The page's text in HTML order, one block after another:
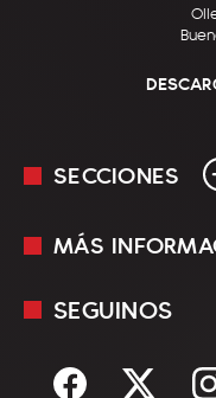
SECCIONES
En Vivo
Sociedad
MÁS
Mediakit
Términos y
SEGUINOS